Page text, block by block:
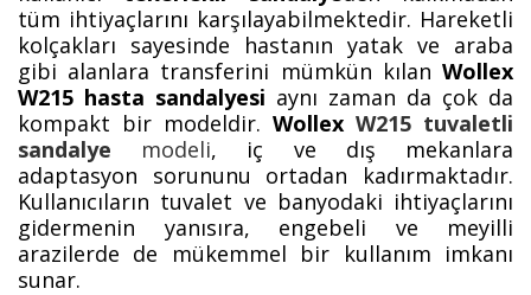
tüm ihtiyaçlarını karşılayabilmektedir. Hareketli
kolçakları sayesinde hastanın yatak ve araba
gibi alanlara transferini mümkün kılan Wollex
W215 hasta sandalyesi aynı zaman da çok da
kompakt bir modeldir. Wollex W215 tuvaletli
sandalye modeli, iç ve dış mekanlara
adaptasyon sorununu ortadan kadırmaktadır.
Kullanıcıların tuvalet ve banyodaki ihtiyaçlarını
gidermenin yanısıra, engebeli ve meyilli
arazilerde de mükemmel bir kullanım imkanı
sunar.